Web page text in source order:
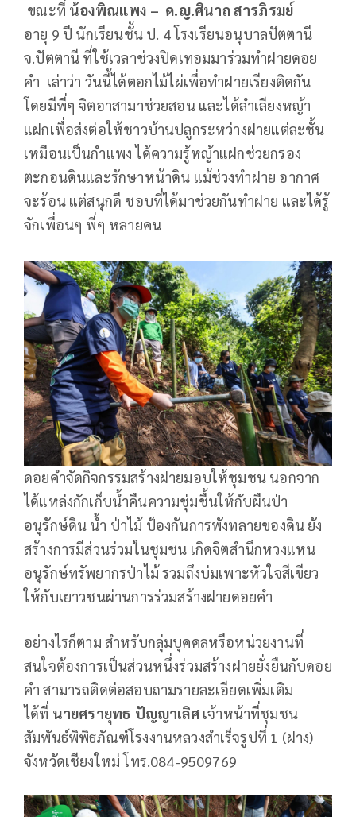
ขณะที่ น้องพิณแพง – ด.ญ.ศินาถ สารภิรมย์
อายุ 9 ปี นักเรียนชั้น ป. 4 โรงเรียนอนุบาลปัตตานี
จ.ปัตตานี ที่ใช้เวลาช่วงปิดเทอมมาร่วมทำฝายดอย
คำ เล่าว่า วันนี้ได้ตอกไม้ไผ่เพื่อทำฝายเรียงติดกัน
โดยมีพี่ๆ จิตอาสามาช่วยสอน และได้ลำเลียงหญ้า
แฝกเพื่อส่งต่อให้ชาวบ้านปลูกระหว่างฝายแต่ละชั้น
เหมือนเป็นกำแพง ได้ความรู้หญ้าแฝกช่วยกรอง
ตะกอนดินและรักษาหน้าดิน แม้ช่วงทำฝาย อากาศ
จะร้อน แต่สนุกดี ชอบที่ได้มาช่วยกันทำฝาย และได้รู้
จักเพื่อนๆ พี่ๆ หลายคน
ดอยคำจัดกิจกรรมสร้างฝายมอบให้ชุมชน นอกจาก
ได้แหล่งกักเก็บน้ำคืนความชุ่มชื้นให้กับผืนป่า
อนุรักษ์ดิน น้ำ ป่าไม้ ป้องกันการพังทลายของดิน ยัง
สร้างการมีส่วนร่วมในชุมชน เกิดจิตสำนึกหวงแหน
อนุรักษ์ทรัพยากรป่าไม้ รวมถึงบ่มเพาะหัวใจสีเขียว
ให้กับเยาวชนผ่านการร่วมสร้างฝายดอยคำ
อย่างไรก็ตาม สำหรับกลุ่มบุคคลหรือหน่วยงานที่
สนใจต้องการเป็นส่วนหนึ่งร่วมสร้างฝายยั่งยืนกับดอย
คำ สามารถติดต่อสอบถามรายละเอียดเพิ่มเติม
ได้ที่ นายศรายุทธ ปัญญาเลิศเจ้าหน้าที่ชุมชน
สัมพันธ์พิพิธภัณฑ์โรงงานหลวงสำเร็จรูปที่ 1 (ฝาง)
จังหวัดเชียงใหม่ โทร.084-9509769